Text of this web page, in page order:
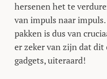
hersenen het te
van impuls naar
pakken is dus van
er zeker van zijn dat
gadgets, uiteraard!